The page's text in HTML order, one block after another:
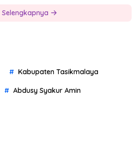
Selengkapnya
Kabupaten Tasikmalaya
Abdusy Syakur Amin